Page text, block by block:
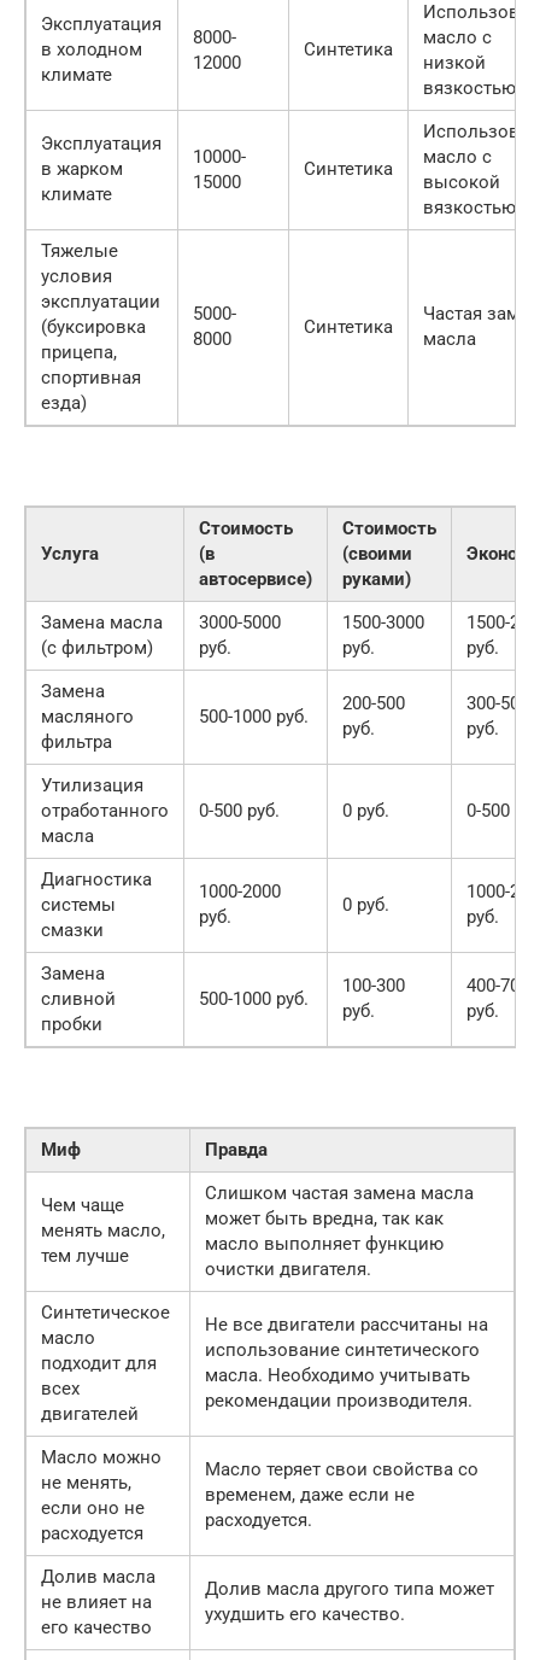
Эксплуатация
в холодном
климате
8000-
12000
Синтетика
масло с
низкой
вязкостью
Эксплуатация
в жарком
климате
10000-
15000
Синтетика
масло с
высокой
вязкостью
Тяжелые
условия
эксплуатации
(буксировка
прицепа,
спортивная
езда)
5000-
8000
Синтетика
Частая
масла
Услуга
Стоимость
(в
автосервисе)
Стоимость
(своими
руками)
Замена масла
(с фильтром)
3000-5000
руб.
1500-3000
руб.
1500-
руб.
Замена
масляного
фильтра
500-1000 руб.
200-500
руб.
300-500
руб.
Утилизация
отработанного
масла
0-500 руб. 0 руб. 0-500
Диагностика
системы
смазки
1000-2000
руб.
0 руб.
1000-
руб.
Замена
сливной
пробки
500-1000 руб.
100-300
руб.
400-700
руб.
Миф Правда
Чем чаще
менять масло,
тем лучше
Слишком частая замена масла
может быть вредна, так как
масло выполняет функцию
очистки двигателя.
Синтетическое
масло
подходит для
всех
двигателей
Не все двигатели рассчитаны на
использование синтетического
масла. Необходимо учитывать
рекомендации производителя.
Масло можно
не менять,
если оно не
расходуется
Масло теряет свои свойства со
временем, даже если не
расходуется.
Долив масла
не влияет на
его качество
Долив масла другого типа может
ухудшить его качество.